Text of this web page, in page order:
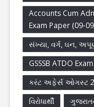
Accounts Cum
Exam Paper (09-
સંખ્યા, વર્ગ, ઘન,
GSSSB ATDO
કરંટ અફેર્સ ઓગસ્ટ
વિરોધાર્થી